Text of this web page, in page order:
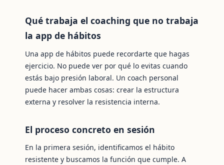
Qué trabaja el coaching que no trabaja
la app de hábitos
Una app de hábitos puede recordarte que hagas
ejercicio. No puede ver por qué lo evitas cuando
estás bajo presión laboral. Un coach personal
puede hacer ambas cosas: crear la estructura
externa y resolver la resistencia interna.
El proceso concreto en sesión
En la primera sesión, identificamos el hábito
resistente y buscamos la función que cumple. A